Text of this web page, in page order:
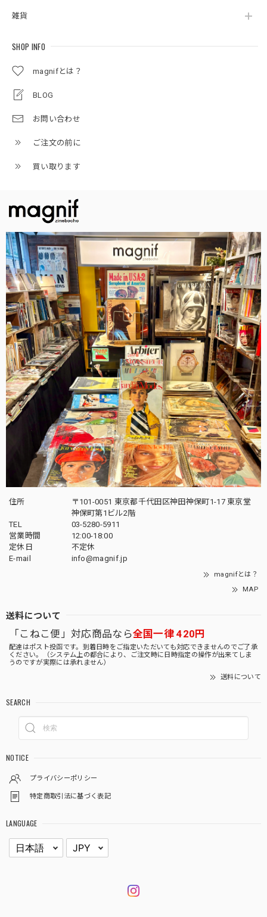
雑貨
SHOP INFO
magnifとは？
BLOG
お問い合わせ
ご注文の前に
買い取ります
住所
〒101-0051 東京都千代田区神田神保町1-17 東京堂
神保町第1ビル2階
TEL
03-5280-5911
営業時間
12:00-18:00
定休日
不定休
E-mail
info@magnif.jp
magnifとは？
MAP
送料について
「こねこ便」対応商品なら全国一律 420円
配達はポスト投函です。到着日時をご指定いただいても対応できませんのでご了承
ください。（システム上の都合により、ご注文時に日時指定の操作が出来てしま
うのですが実際には承れません）
送料について
SEARCH
NOTICE
プライバシーポリシー
特定商取引法に基づく表記
LANGUAGE